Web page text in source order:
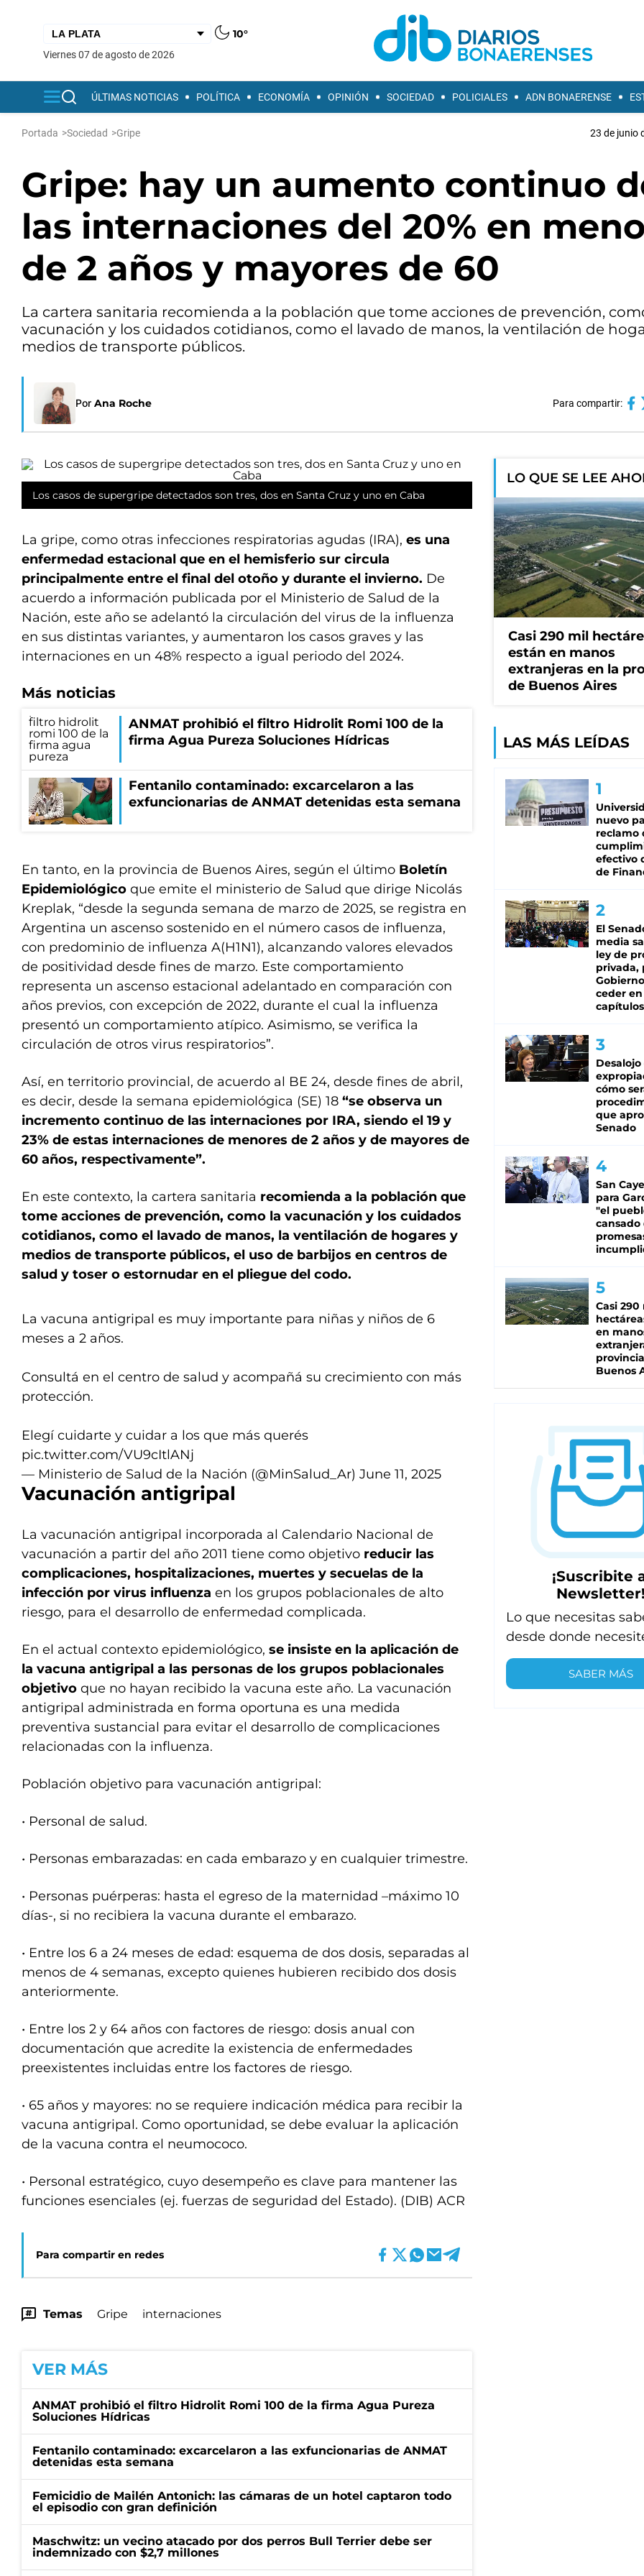
10°
viernes 07 de agosto de 2026
ÚLTIMAS NOTICIAS POLÍTICA ECONOMÍA OPINIÓN SOCIEDAD POLICIALES ADN BONAERENSE
Portada >Sociedad >Gripe 23 de junio
Gripe: hay un aumento continuo
las internaciones del 20% en
de 2 años y mayores de 60
La cartera sanitaria recomienda a la población que tome acciones de prevención,
vacunación y los cuidados cotidianos, como el lavado de manos, la ventilación de
medios de transporte públicos.
Por Ana Roche Para compartir:
Los casos de supergripe detectados son tres, dos en Santa Cruz y uno en Caba
La gripe, como otras infecciones respiratorias agudas (IRA), es una
enfermedad estacional que en el hemisferio sur circula
principalmente entre el final del otoño y durante el invierno. De
acuerdo a información publicada por el Ministerio de Salud de la
Nación, este año se adelantó la circulación del virus de la influenza
en sus distintas variantes, y aumentaron los casos graves y las
internaciones en un 48% respecto a igual periodo del 2024.
Más noticias
ANMAT prohibió el filtro Hidrolit Romi 100 de la
firma Agua Pureza Soluciones Hídricas
Fentanilo contaminado: excarcelaron a las
exfuncionarias de ANMAT detenidas esta semana
En tanto, en la provincia de Buenos Aires, según el último Boletín
Epidemiológico que emite el ministerio de Salud que dirige Nicolás
Kreplak, “desde la segunda semana de marzo de 2025, se registra en
Argentina un ascenso sostenido en el número casos de influenza,
con predominio de influenza A(H1N1), alcanzando valores elevados
de positividad desde fines de marzo. Este comportamiento
representa un ascenso estacional adelantado en comparación con
años previos, con excepción de 2022, durante el cual la influenza
presentó un comportamiento atípico. Asimismo, se verifica la
circulación de otros virus respiratorios”.
Así, en territorio provincial, de acuerdo al BE 24, desde fines de abril,
es decir, desde la semana epidemiológica (SE) 18 “se observa un
incremento continuo de las internaciones por IRA, siendo el 19 y
23% de estas internaciones de menores de 2 años y de mayores de
60 años, respectivamente”.
En este contexto, la cartera sanitaria recomienda a la población que
tome acciones de prevención, como la vacunación y los cuidados
cotidianos, como el lavado de manos, la ventilación de hogares y
medios de transporte públicos, el uso de barbijos en centros de
salud y toser o estornudar en el pliegue del codo.
La vacuna antigripal es muy importante para niñas y niños de 6
meses a 2 años.
Consultá en el centro de salud y acompañá su crecimiento con más
protección.
Elegí cuidarte y cuidar a los que más querés
pic.twitter.com/VU9cItlANj
— Ministerio de Salud de la Nación (@MinSalud_Ar) June 11, 2025
Vacunación antigripal
La vacunación antigripal incorporada al Calendario Nacional de
vacunación a partir del año 2011 tiene como objetivo
reducir las
complicaciones, hospitalizaciones, muertes y secuelas de la
infección por virus influenza
en los grupos poblacionales de alto
riesgo, para el desarrollo de enfermedad complicada.
En el actual contexto epidemiológico,
se insiste en la aplicación de
la vacuna antigripal a las personas de los grupos poblacionales
objetivo
que no hayan recibido la vacuna este año. La vacunación
antigripal administrada en forma oportuna es una medida
preventiva sustancial para evitar el desarrollo de complicaciones
relacionadas con la influenza.
Población objetivo para vacunación antigripal:
• Personal de salud.
• Personas embarazadas: en cada embarazo y en cualquier trimestre.
• Personas puérperas: hasta el egreso de la maternidad –máximo 10
días-, si no recibiera la vacuna durante el embarazo.
• Entre los 6 a 24 meses de edad: esquema de dos dosis, separadas al
menos de 4 semanas, excepto quienes hubieren recibido dos dosis
anteriormente.
• Entre los 2 y 64 años con factores de riesgo: dosis anual con
documentación que acredite la existencia de enfermedades
preexistentes incluidas entre los factores de riesgo.
• 65 años y mayores: no se requiere indicación médica para recibir la
vacuna antigripal. Como oportunidad, se debe evaluar la aplicación
de la vacuna contra el neumococo.
• Personal estratégico, cuyo desempeño es clave para mantener las
funciones esenciales (ej. fuerzas de seguridad del Estado). (DIB) ACR
Para compartir en redes
Temas Gripe internaciones
VER MÁS
ANMAT prohibió el filtro Hidrolit Romi 100 de la firma Agua Pureza
Soluciones Hídricas
Fentanilo contaminado: excarcelaron a las exfuncionarias de ANMAT
detenidas esta semana
Femicidio de Mailén Antonich: las cámaras de un hotel captaron todo
el episodio con gran definición
Maschwitz: un vecino atacado por dos perros Bull Terrier debe ser
indemnizado con $2,7 millones
LO QUE SE LEE
Casi 290 mil
están en manos
extranjeras en la
de Buenos Aires
LAS MÁS LEÍDAS
nuevo
reclamo
efectivo
de
El
media
ley de
privada,
ceder
capítulos
cómo
que
Senado
San
para
"el
cansado
Casi 290
en
Buenos
¡Suscribite
Newsletter!
Lo que necesitas
desde donde
SABER MÁS